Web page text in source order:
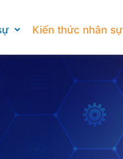
Kiến thức nhân sự